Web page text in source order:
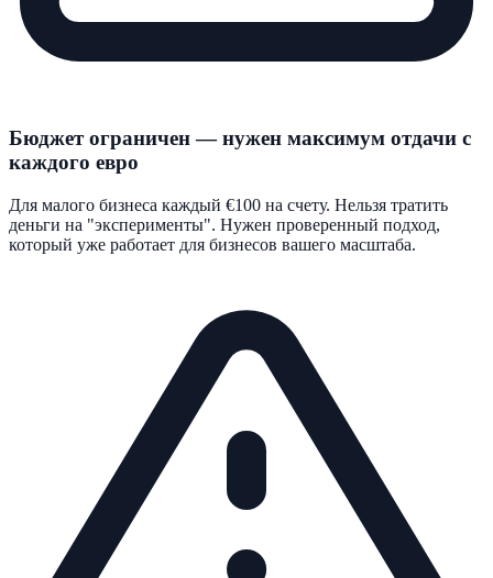
Бюджет ограничен — нужен максимум отдачи с
каждого евро
Для малого бизнеса каждый €100 на счету. Нельзя тратить
деньги на "эксперименты". Нужен проверенный подход,
который уже работает для бизнесов вашего масштаба.